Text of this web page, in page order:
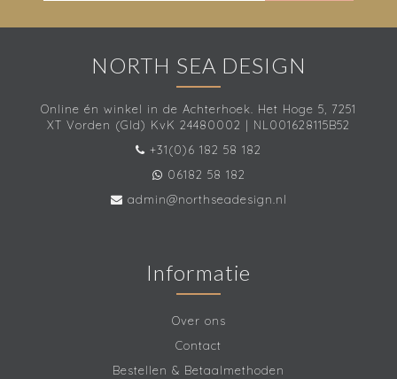
NORTH SEA DESIGN
Online én winkel in de Achterhoek. Het Hoge 5, 7251
XT Vorden (Gld) KvK 24480002 | NL001628115B52
+31(0)6 182 58 182
06182 58 182
admin@northseadesign.nl
Informatie
Over ons
Contact
Bestellen & Betaalmethoden